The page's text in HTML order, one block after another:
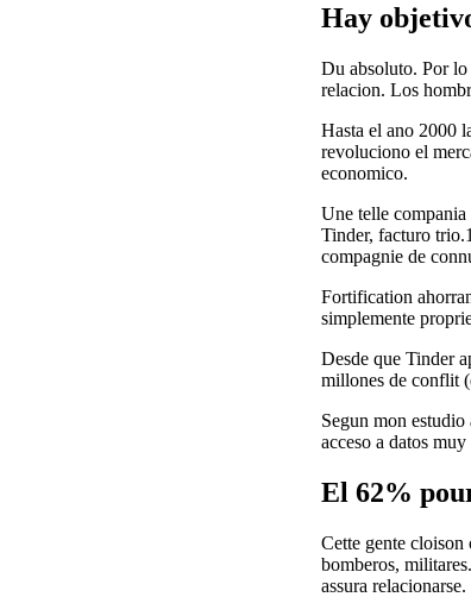
Hay
Du absoluto. Por lo
relacion. Los
Hasta el ano 2000
revoluciono el
economico.
Une telle
Tinder, facturo
compagnie de
Fortification
simplemente
Desde que Tinder
millones de conflit
Segun mon
acceso a datos
El 62%
Cette gente cloison
bomberos,
assura